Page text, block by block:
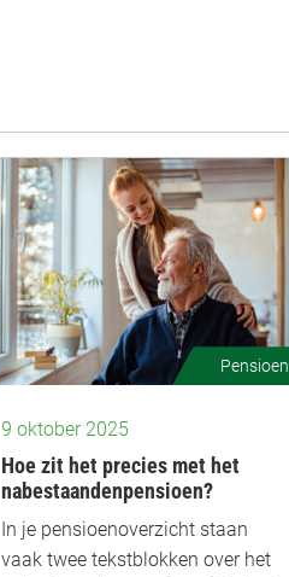
Pensioen
9 oktober 2025
Hoe zit het precies met het
nabestaandenpensioen?
In je pensioenoverzicht staan
vaak twee tekstblokken over het